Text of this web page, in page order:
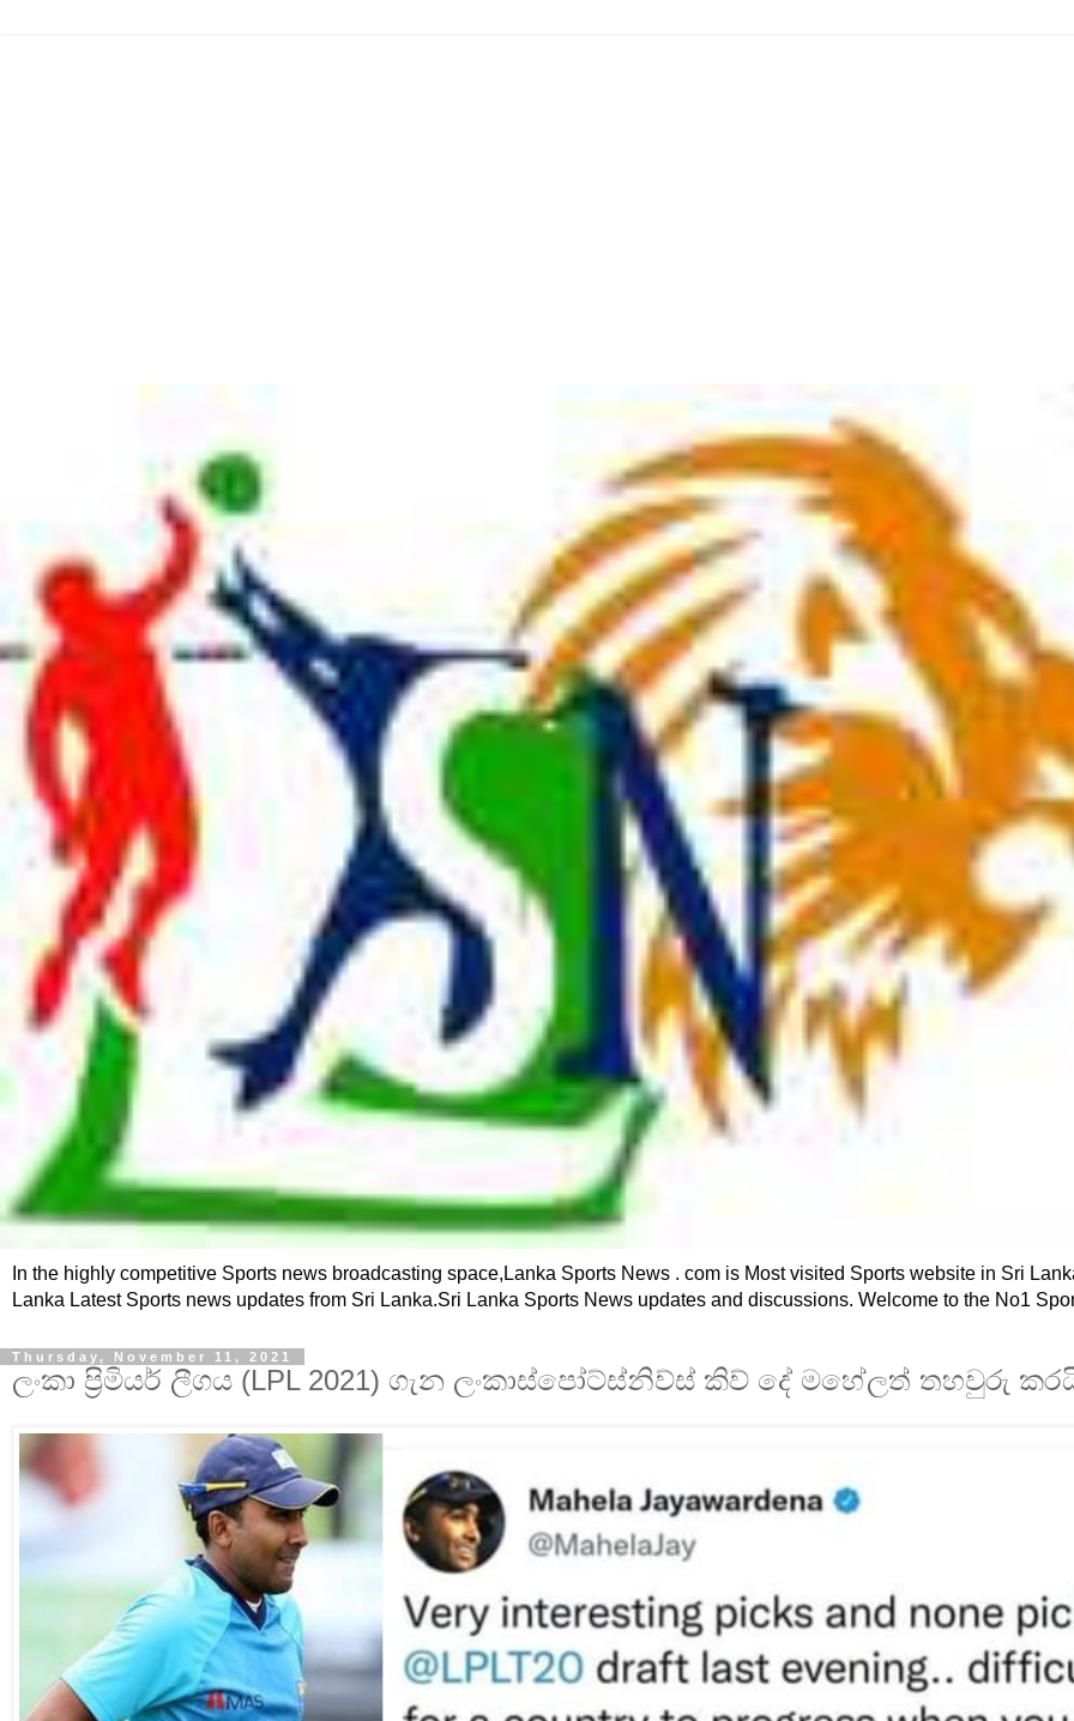
In the highly competitive Sports news broadcasting space,Lanka Sports News . com is Most visited Sports website in Sri
Lanka Latest Sports news updates from Sri Lanka.Sri Lanka Sports News updates and discussions. Welcome to the No1
Thursday, November 11, 2021
ලංකා ප්‍රිමියර් ලීගය (LPL 2021) ගැන ලංකාස්පෝට්ස්නිව්ස් කිව් දේ මහේලත් තහවුරු